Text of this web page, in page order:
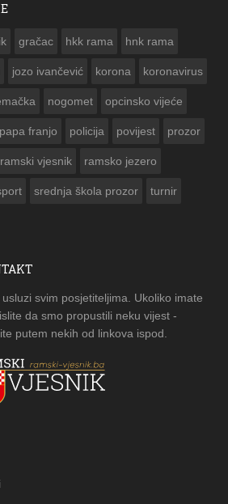
gračac hkk rama hnk rama
jozo ivančević korona koronavirus
nogomet opcinsko vijeće
papa franjo policija povijest prozor
ramski vjesnik ramsko jezero
srednja škola prozor turnir
svim posjetiteljima. Ukoliko imate
da smo propustili neku vijest -
putem nekih od linkova ispod.